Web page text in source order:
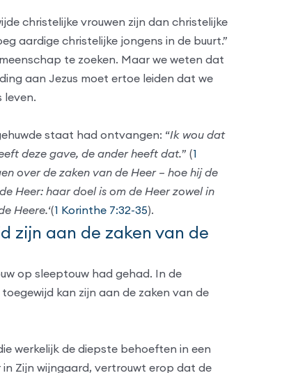
christelijke vrouwen zijn dan christelijke
aardige christelijke jongens in de buurt.”
te zoeken. Maar we weten dat
aan Jezus moet ertoe leiden dat we
leven.
staat had ontvangen: “Ik wou dat
deze gave, de ander heeft dat.” (1
over de zaken van de Heer – hoe hij de
Heer: haar doel is om de Heer zowel in
Heere.‘(1 Korinthe 7:32-35).
zijn aan de zaken van de
op sleeptouw had gehad. In de
kan zijn aan de zaken van de
werkelijk de diepste behoeften in een
Zijn wijngaard, vertrouwt erop dat de